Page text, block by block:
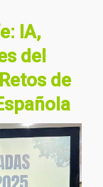
IA,
del
de